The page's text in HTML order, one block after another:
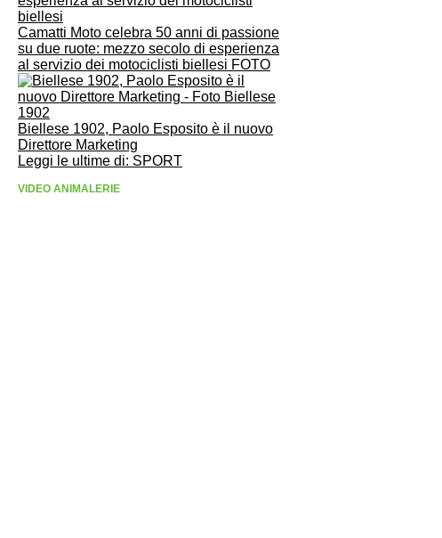
Camatti Moto celebra 50 anni di passione
su due ruote: mezzo secolo di esperienza
al servizio dei motociclisti biellesi FOTO
Biellese 1902, Paolo Esposito è il nuovo
Direttore Marketing
Leggi le ultime di: SPORT
VIDEO ANIMALERIE